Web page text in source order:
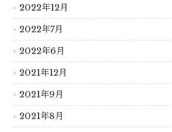
2022年12月
2022年7月
2022年6月
2021年12月
2021年9月
2021年8月